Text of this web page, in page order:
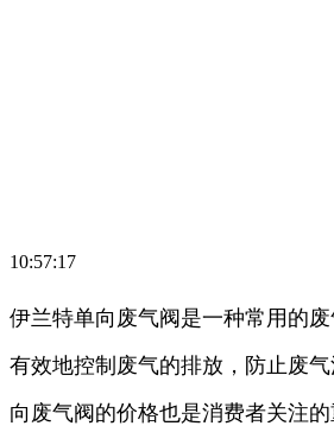
10:57:17
伊兰特单向废气阀是一种常用的
有效地控制废气的排放，防止废
向废气阀的价格也是消费者关注